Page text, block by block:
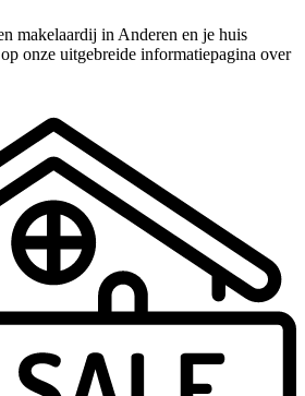
makelaardij in Anderen en je huis
onze uitgebreide informatiepagina over